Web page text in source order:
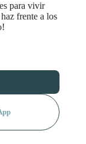
para vivir
frente a los